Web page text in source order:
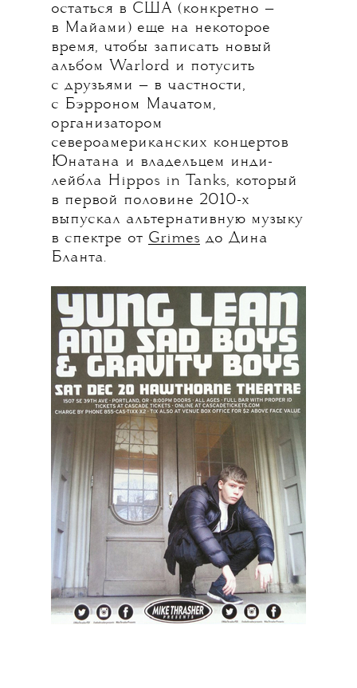
остаться в США (конкретно —
в Майами) еще на некоторое
время, чтобы записать новый
альбом Warlord и потусить
с друзьями — в частности,
с Бэрроном Мачатом,
организатором
североамериканских концертов
Юнатана и владельцем инди-
лейбла Hippos in Tanks, который
в первой половине 2010-х
выпускал альтернативную музыку
в спектре от Grimes до Дина
Бланта.